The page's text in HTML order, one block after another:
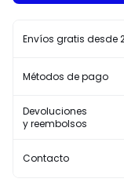
Envíos gratis desde
Métodos de pago
Devoluciones
y reembolsos
Contacto